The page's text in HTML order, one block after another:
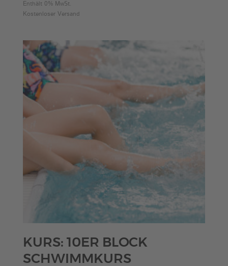
bis
Enthält 0% MwSt.
Kostenloser Versand
KURS: 10ER BLOCK
SCHWIMMKURS